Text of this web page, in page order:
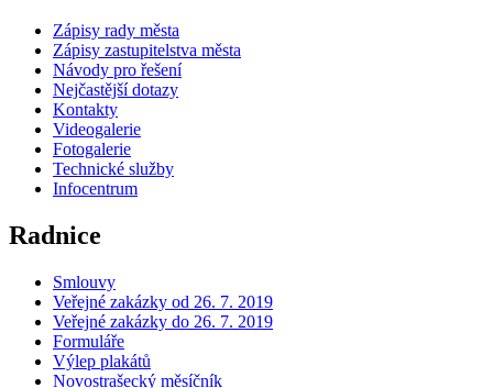
Zápisy rady města
Zápisy zastupitelstva města
Návody pro řešení
Nejčastější dotazy
Kontakty
Videogalerie
Fotogalerie
Technické služby
Infocentrum
Radnice
Smlouvy
Veřejné zakázky od 26. 7. 2019
Veřejné zakázky do 26. 7. 2019
Formuláře
Výlep plakátů
Novostrašecký měsíčník